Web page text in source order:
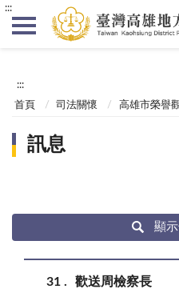
:::
:::
首頁 司法關懷 高雄市榮譽
訊息
顯
31 歡送周檢察長